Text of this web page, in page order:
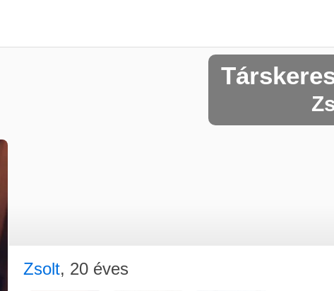
Zsolt, 20 éves